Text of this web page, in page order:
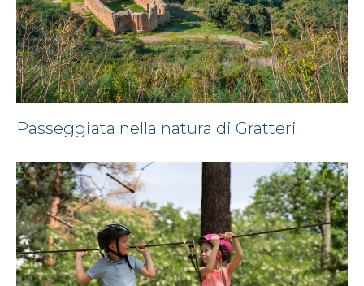
Passeggiata nella natura di Gratteri